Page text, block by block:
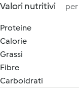
Valori nutritivi
Proteine
Calorie
Grassi
Fibre
Carboidrati